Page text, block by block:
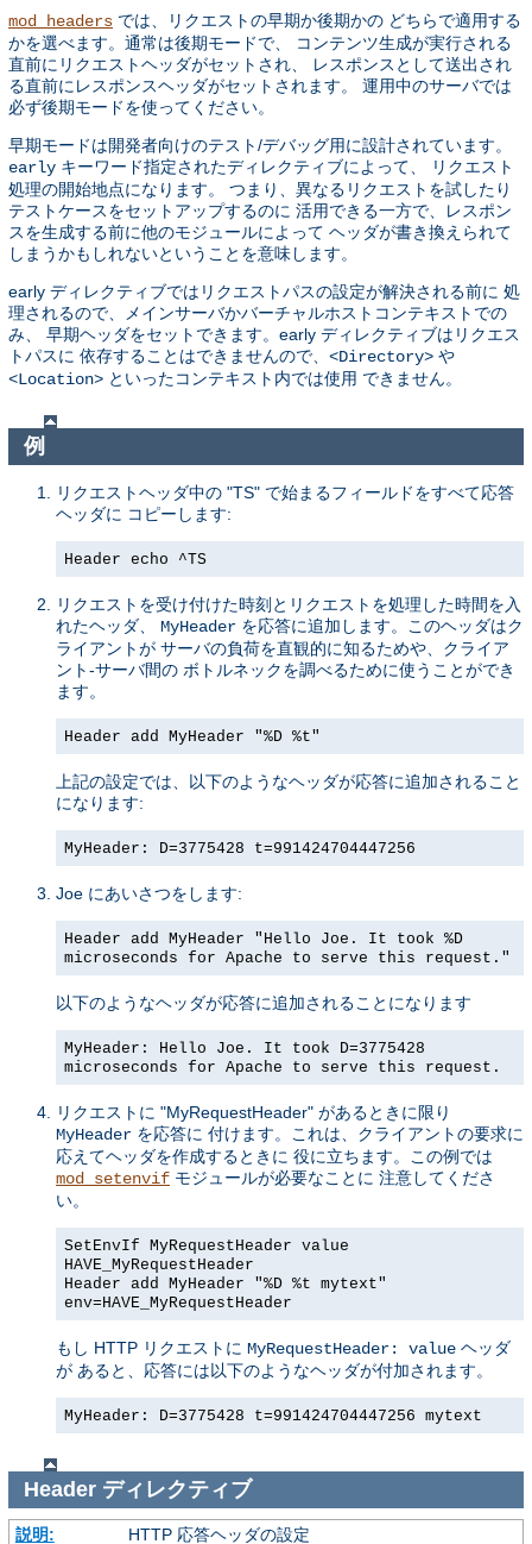
mod_headers では、リクエストの早期か後期かの どちらで適用する
かを選べます。通常は後期モードで、 コンテンツ生成が実行される
直前にリクエストヘッダがセットされ、 レスポンスとして送出され
る直前にレスポンスヘッダがセットされます。 運用中のサーバでは
必ず後期モードを使ってください。
早期モードは開発者向けのテスト/デバッグ用に設計されています。
early キーワード指定されたディレクティブによって、 リクエスト
処理の開始地点になります。 つまり、異なるリクエストを試したり
テストケースをセットアップするのに 活用できる一方で、レスポン
スを生成する前に他のモジュールによって ヘッダが書き換えられて
しまうかもしれないということを意味します。
early ディレクティブではリクエストパスの設定が解決される前に 処
理されるので、メインサーバかバーチャルホストコンテキストでの
み、 早期ヘッダをセットできます。early ディレクティブはリクエス
トパスに 依存することはできませんので、 <Directory> や
<Location> といったコンテキスト内では使用 できません。
例
リクエストヘッダ中の "TS" で始まるフィールドをすべて応答
ヘッダに コピーします:
Header echo ^TS
リクエストを受け付けた時刻とリクエストを処理した時間を入
れたヘッダ、 MyHeader を応答に追加します。このヘッダはク
ライアントが サーバの負荷を直観的に知るためや、クライア
ント-サーバ間の ボトルネックを調べるために使うことができ
ます。
Header add MyHeader "%D %t"
上記の設定では、以下のようなヘッダが応答に追加されること
になります:
MyHeader: D=3775428 t=991424704447256
Joe にあいさつをします:
Header add MyHeader "Hello Joe. It took %D
microseconds for Apache to serve this request."
以下のようなヘッダが応答に追加されることになります
MyHeader: Hello Joe. It took D=3775428
microseconds for Apache to serve this request.
リクエストに "MyRequestHeader" があるときに限り
MyHeader を応答に 付けます。これは、クライアントの要求に
応えてヘッダを作成するときに 役に立ちます。この例では
mod_setenvif モジュールが必要なことに 注意してくださ
い。
SetEnvIf MyRequestHeader value
HAVE_MyRequestHeader
Header add MyHeader "%D %t mytext"
env=HAVE_MyRequestHeader
もし HTTP リクエストに MyRequestHeader: value ヘッダ
が あると、応答には以下のようなヘッダが付加されます。
MyHeader: D=3775428 t=991424704447256 mytext
Headerディレクティブ
説明: HTTP 応答ヘッダの設定